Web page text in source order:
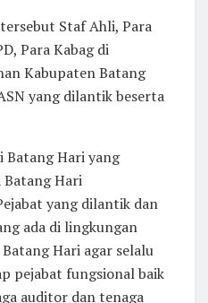
Staf Ahli, Para
Para Kabag di
Kabupaten Batang
yang dilantik beserta
Batang Hari yang
Batang Hari
yang dilantik dan
ada di lingkungan
Hari agar selalu
pejabat fungsional baik
auditor dan tenaga